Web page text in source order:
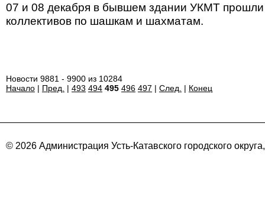
07 и 08 декабря в бывшем здании УКМТ
коллективов по шашкам и шахматам.
Новости 9881 - 9900 из 10284
Начало | Пред. | 493 494 495 496 497 | След. | Конец
© 2026 Администрация Усть-Катавского городского